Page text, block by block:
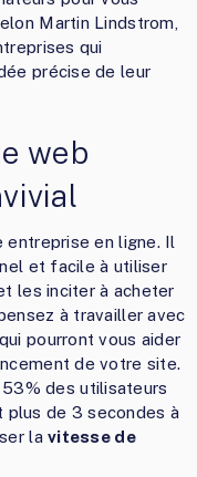
Martin Lindstrom,
qui
précise de leur
web
en ligne. Il
et facile à utiliser
les inciter à acheter
à travailler avec
, qui pourront vous aider
de votre site.
des utilisateurs
plus de 3 secondes à
lavitesse de